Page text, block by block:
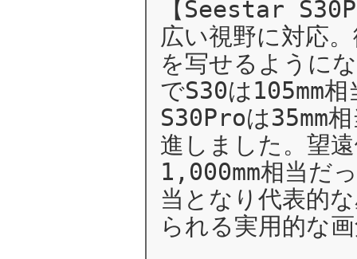
【Seestar
広い視野に対応
を写せるように
でS30は105mm
S30Proは35mm
進しました。望
1,000mm相当だ
当となり代表的
られる実用的な